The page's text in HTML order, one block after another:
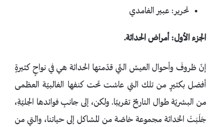
تحرير: عبير الغامدي
الجزء الأول: أمراض الحداثة.
إنّ ظروفَ وأحوال العيش التّي قدّمتها الحداثة هي في نواحٍ كثيرةٍ
أفضل بكثيرٍ من تلك التي عاشت تحت كنفها الغالبيّة العظمى
من البشريّة طوال التاريخ تقريبًا. ولكن، إلى جانبِ فوائدها الجليّةِ،
جَلَبَتْ الحَداثة مجموعة خاصّة من المشاكل إلى حياتنا، والتي من